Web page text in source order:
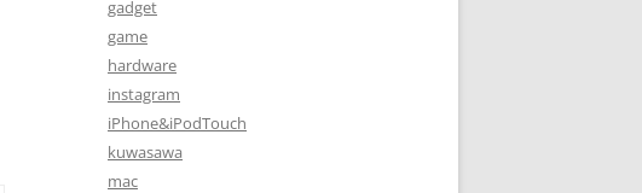
gadget
game
hardware
instagram
iPhone&iPodTouch
kuwasawa
mac